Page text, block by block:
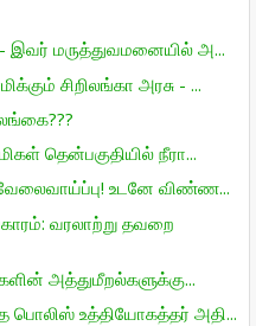
இவர் மருத்துவமனையில் அ...
சிறிலங்கா அரசு - ...
தென்பகுதியில் நீரா...
வேலைவாய்ப்பு! உடனே விண்ண...
வரலாற்று தவறை
அத்துமீறல்களுக்கு...
பொலிஸ் உத்தியோகத்தர் அதி...